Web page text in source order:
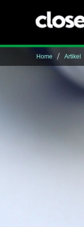
Skip to
Home Artikel